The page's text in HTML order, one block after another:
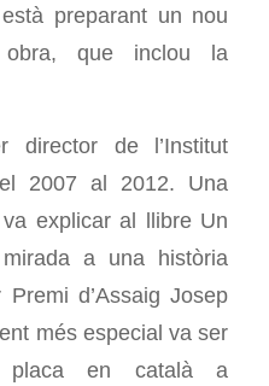
preparant un nou
que inclou la
director de l’Institut
2007 al 2012. Una
explicar al llibre Un
a una història
d’Assaig Josep
més especial va ser
placa en català a